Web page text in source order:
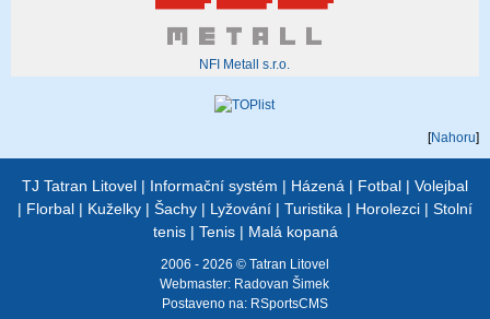
NFI Metall s.r.o.
[Nahoru]
TJ Tatran Litovel | Informační systém | Házená | Fotbal | Volejbal
| Florbal | Kuželky | Šachy | Lyžování | Turistika | Horolezci | Stolní
tenis| Tenis| Malá kopaná
2006 - 2026 © Tatran Litovel
Webmaster: Radovan Šimek
Postaveno na: RSportsCMS